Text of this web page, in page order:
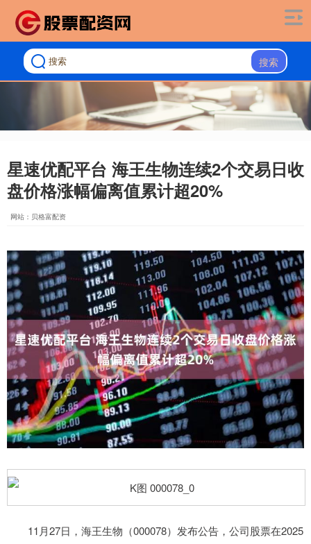
搜索
星速优配平台 海王生物连续2个交易日收
盘价格涨幅偏离值累计超20%
网站：贝格富配资
11月27日，海王生物（000078）发布公告，公司股票在2025